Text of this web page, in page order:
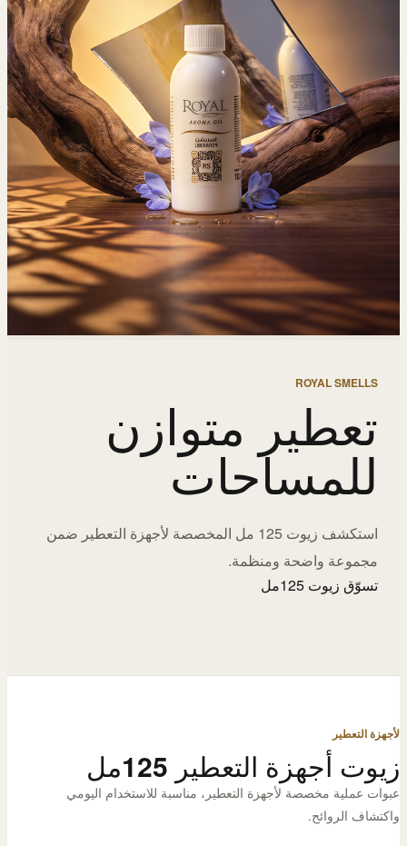
ROYAL SMELLS
تعطير متوازن
للمساحات
استكشف زيوت 125 مل المخصصة لأجهزة التعطير ضمن
مجموعة واضحة ومنظمة.
تسوّق زيوت 125مل
لأجهزة التعطير
زيوت أجهزة التعطير 125مل
عبوات عملية مخصصة لأجهزة التعطير، مناسبة للاستخدام اليومي
واكتشاف الروائح.